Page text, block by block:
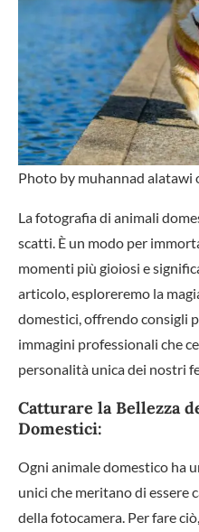
Photo by muhannad alatawi
La fotografia di animali
scatti. È un modo per
momenti più gioiosi e
articolo, esploreremo la
domestici, offrendo consigli
immagini professionali che
personalità unica dei nostri
Catturare la Bellezza
Domestici:
Ogni animale domestico ha
unici che meritano di
della fotocamera. Per fare